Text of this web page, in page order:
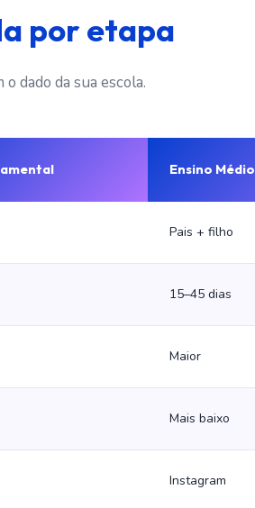
por etapa
dado da sua escola.
Ensino Médio
Pais + filho
15–45 dias
Maior
Mais baixo
Instagram